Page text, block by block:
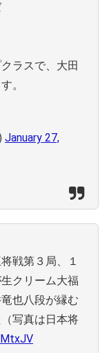
ラスで、大田
。
January 27,
戦第３局、１
クリーム大福
也八段が縁む
写真は日本将